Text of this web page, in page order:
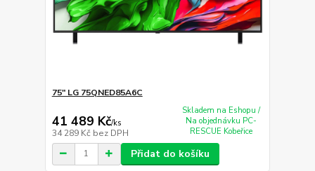
75" LG 75QNED85A6C
41 489 Kč/ks
34 289 Kč bez DPH
Skladem na Eshopu /
Na objednávku PC-
RESCUE Kobeřice
Přidat do košíku